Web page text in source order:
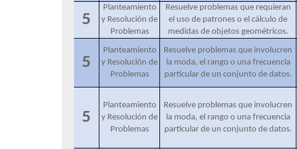
5
Planteamiento
y Resolución de
Problemas
Resuelve problemas que requieran
el uso de patrones o el cálculo de
medidas de objetos geométricos.
5
Planteamiento
y Resolución de
Problemas
Resuelve problemas que involucren
la moda, el rango o una frecuencia
particular de un conjunto de datos.
5
Planteamiento
y Resolución de
Problemas
Resuelve problemas que involucren
la moda, el rango o una frecuencia
particular de un conjunto de datos.